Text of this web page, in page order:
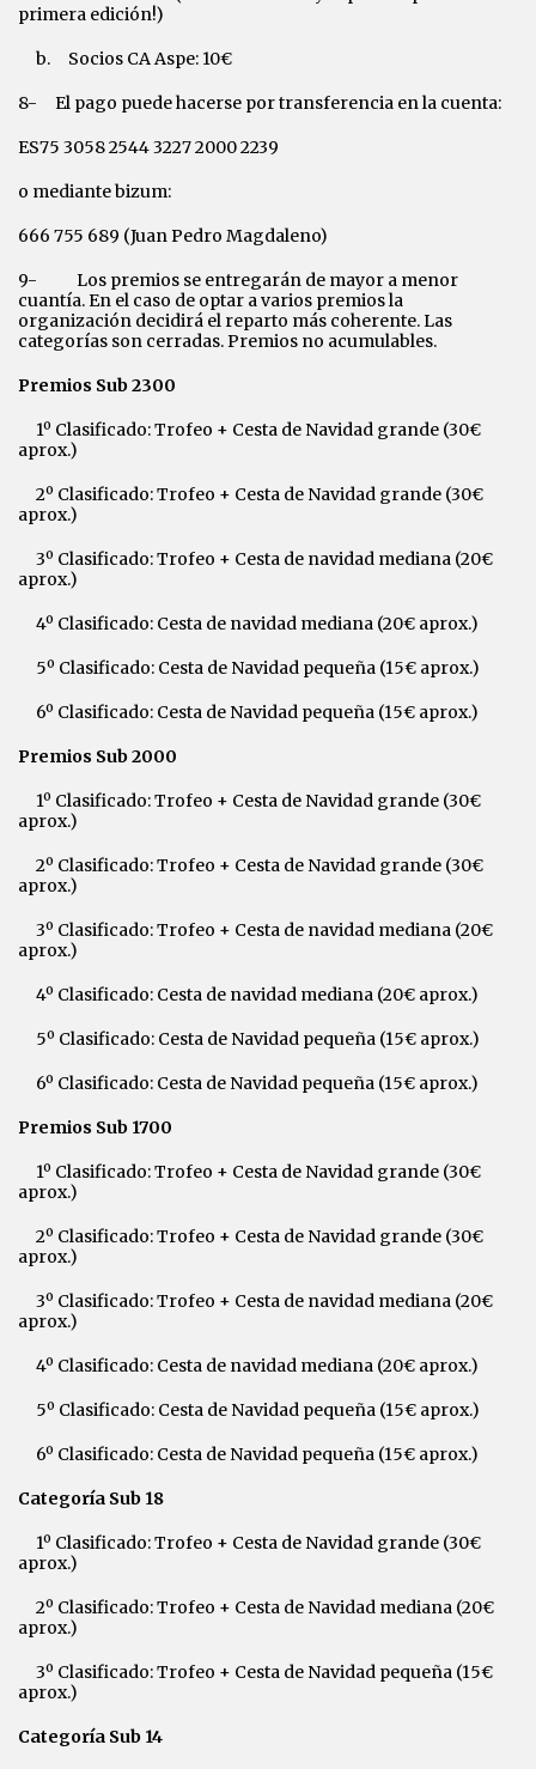
primera edición!)
b. Socios CA Aspe: 10€
8- El pago puede hacerse por transferencia en la cuenta:
ES75 3058 2544 3227 2000 2239
o mediante bizum:
666 755 689 (Juan Pedro Magdaleno)
9- Los premios se entregarán de mayor a menor
cuantía. En el caso de optar a varios premios la
organización decidirá el reparto más coherente. Las
categorías son cerradas. Premios no acumulables.
Premios Sub 2300
1º Clasificado: Trofeo + Cesta de Navidad grande (30€
aprox.)
2º Clasificado: Trofeo + Cesta de Navidad grande (30€
aprox.)
3º Clasificado: Trofeo + Cesta de navidad mediana (20€
aprox.)
4º Clasificado: Cesta de navidad mediana (20€ aprox.)
5º Clasificado: Cesta de Navidad pequeña (15€ aprox.)
6º Clasificado: Cesta de Navidad pequeña (15€ aprox.)
Premios Sub 2000
1º Clasificado: Trofeo + Cesta de Navidad grande (30€
aprox.)
2º Clasificado: Trofeo + Cesta de Navidad grande (30€
aprox.)
3º Clasificado: Trofeo + Cesta de navidad mediana (20€
aprox.)
4º Clasificado: Cesta de navidad mediana (20€ aprox.)
5º Clasificado: Cesta de Navidad pequeña (15€ aprox.)
6º Clasificado: Cesta de Navidad pequeña (15€ aprox.)
Premios Sub 1700
1º Clasificado: Trofeo + Cesta de Navidad grande (30€
aprox.)
2º Clasificado: Trofeo + Cesta de Navidad grande (30€
aprox.)
3º Clasificado: Trofeo + Cesta de navidad mediana (20€
aprox.)
4º Clasificado: Cesta de navidad mediana (20€ aprox.)
5º Clasificado: Cesta de Navidad pequeña (15€ aprox.)
6º Clasificado: Cesta de Navidad pequeña (15€ aprox.)
Categoría Sub 18
1º Clasificado: Trofeo + Cesta de Navidad grande (30€
aprox.)
2º Clasificado: Trofeo + Cesta de Navidad mediana (20€
aprox.)
3º Clasificado: Trofeo + Cesta de Navidad pequeña (15€
aprox.)
Categoría Sub 14